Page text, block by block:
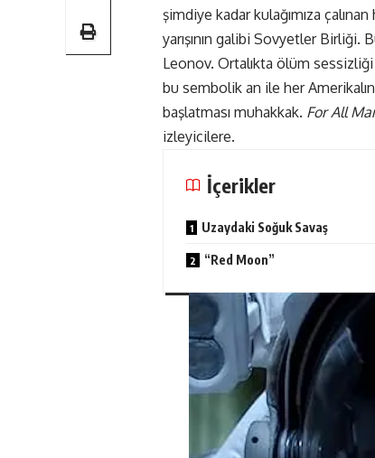
şimdiye kadar kulağımıza
yarışının galibi Sovyetler
Leonov. Ortalıkta ölüm
bu sembolik an ile her
başlatması muhakkak. For All
izleyicilere.
İçerikler
Uzaydaki Soğuk Savaş
“Red Moon”